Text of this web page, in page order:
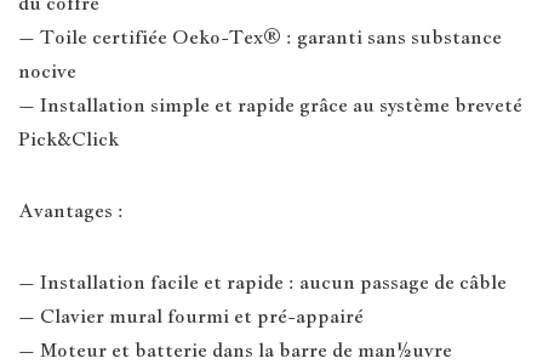
– Toile certifiée Oeko-Tex® : garanti sans substance
nocive
– Installation simple et rapide grâce au système breveté
Pick&Click
Avantages :
– Installation facile et rapide : aucun passage de câble
– Clavier mural fourmi et pré-appairé
– Moteur et batterie dans la barre de man½uvre